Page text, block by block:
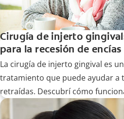
Cirugía de injerto
para la recesión de encías
La cirugía de injerto gingival es
tratamiento que puede ayudar a
retraídas. Descubrí cómo
ventajas y desventajas.